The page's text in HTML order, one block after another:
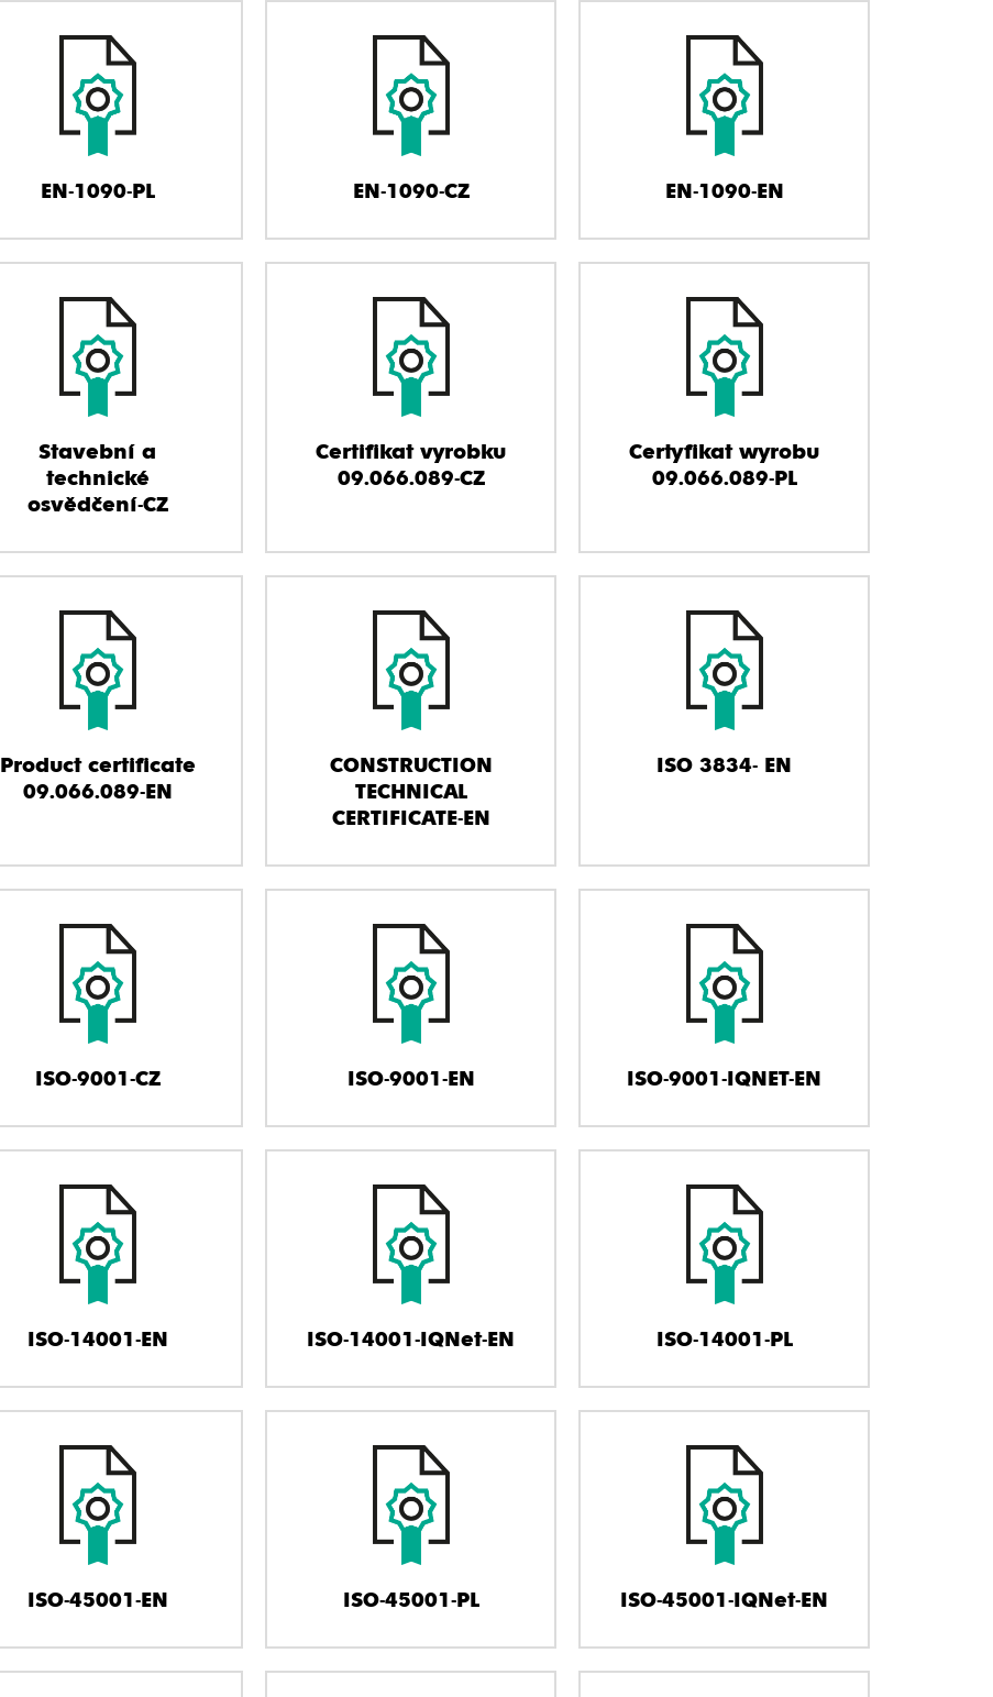
EN-1090-PL EN-1090-CZ EN-1090-EN
Stavební a
technické
osvědčení-CZ
Certifikat vyrobku
09.066.089-CZ
Certyfikat wyrobu
09.066.089-PL
Product certificate
09.066.089-EN
CONSTRUCTION
TECHNICAL
CERTIFICATE-EN
ISO 3834- EN
ISO-9001-CZ ISO-9001-EN ISO-9001-IQNET-EN
ISO-14001-EN ISO-14001-IQNet-EN ISO-14001-PL
ISO-45001-EN ISO-45001-PL ISO-45001-IQNet-EN